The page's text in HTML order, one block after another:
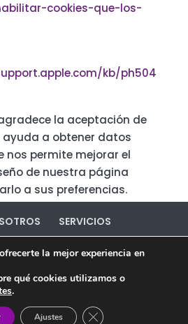
cookies-que-los-
kb/ph504
la aceptación de
ayuda a obtener datos
nos permite mejorar el
de nuestra página
a sus preferencias.
SERVICIOS
CONTACTO
Política de Cookies
Doselefantes ©2020
la mejor experiencia en
qué cookies utilizamos o
.
Ajustes Cerrar el banner de